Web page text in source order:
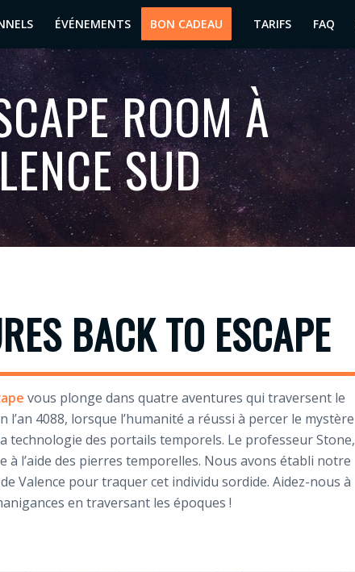
ÉVÉNEMENTS BON CADEAU TARIFS FAQ
ROOM À
SUD
BACK TO ESCAPE
vous plonge dans quatre aventures qui traversent le
l’an 4088, lorsque l’humanité a réussi à percer le mystère
technologie des portails temporels. Le professeur Stone,
à l’aide des pierres temporelles. Nous avons établi notre
Valence pour traquer cet individu sordide. Aidez-nous à
en traversant les époques !